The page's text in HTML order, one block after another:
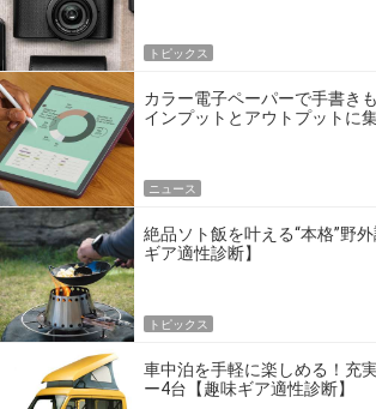
トピックス
カラー電子ペーパーで手書き
インプットとアウトプットに
ニュース
絶品ソト飯を叶える“本格”野
ギア適性診断】
トピックス
車中泊を手軽に楽しめる！充
ー4台【趣味ギア適性診断】